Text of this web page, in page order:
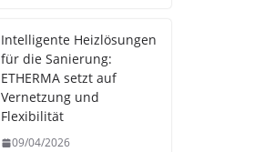
Intelligente Heizlösungen
für die Sanierung:
ETHERMA setzt auf
Vernetzung und
Flexibilität
09/04/2026